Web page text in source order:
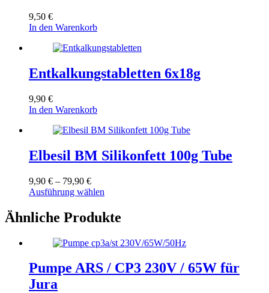
9,50 €
In den Warenkorb
Entkalkungstabletten 6x18g
9,90 €
In den Warenkorb
Elbesil BM Silikonfett 100g Tube
9,90 € – 79,90 €Preisspanne:
9,90 €
79,90 €
Ausführung wählen
weist
mehrere
auf.
Optionen
können
Ähnliche Produkte
Pumpe ARS / CP3 230V / 65W für
Jura